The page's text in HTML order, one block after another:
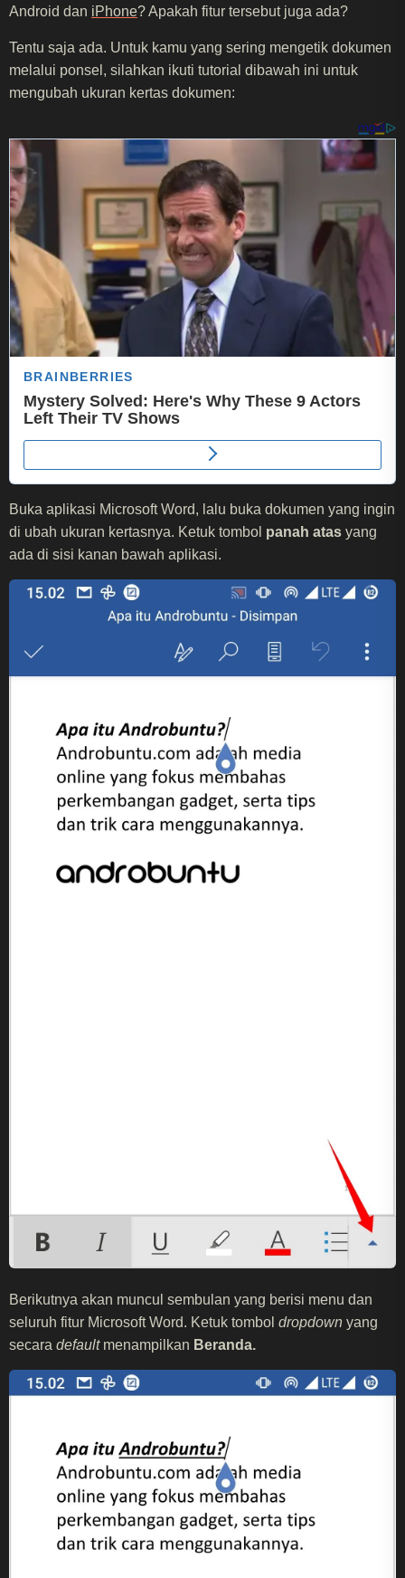
Android dan iPhone? Apakah fitur tersebut juga ada?
Tentu saja ada. Untuk kamu yang sering mengetik dokumen
melalui ponsel, silahkan ikuti tutorial dibawah ini untuk
mengubah ukuran kertas dokumen:
Buka aplikasi Microsoft Word, lalu buka dokumen yang ingin
di ubah ukuran kertasnya. Ketuk tombol panah atas yang
ada di sisi kanan bawah aplikasi.
Berikutnya akan muncul sembulan yang berisi menu dan
seluruh fitur Microsoft Word. Ketuk tombol dropdown yang
secara defaultmenampilkan Beranda.